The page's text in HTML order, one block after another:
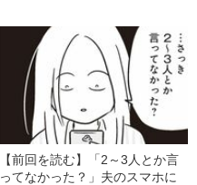
【前回を読む】「2～3人とか言
ってなかった？」夫のスマホに